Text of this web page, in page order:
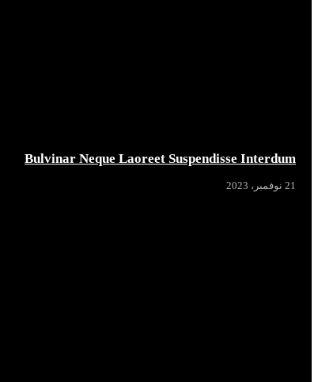
Bulvinar Neque Laoreet Suspendisse Interdum
21 نوفمبر، 2023